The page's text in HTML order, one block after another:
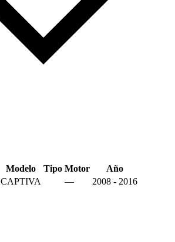
Modelo Tipo Motor
Año
CAPTIVA —
2008 - 2016